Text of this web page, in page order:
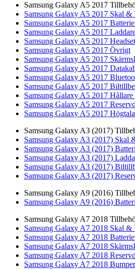
Samsung Galaxy A5 2017
Samsung Galaxy A5 2017 Skal &
Samsung Galaxy A5 2017
Samsung Galaxy A5 2017
Samsung Galaxy A5 2017 Headset
Samsung Galaxy A5 2017 Övrigt
Samsung Galaxy A5 2017
Samsung Galaxy A5 2017
Samsung Galaxy A5 2017
Samsung Galaxy A5 2017
Samsung Galaxy A5 2017
Samsung Galaxy A5 2017
Samsung Galaxy A5 2017
Samsung Galaxy A3 (2017)
Samsung Galaxy A3 (2017) Skal
Samsung Galaxy A3 (2017)
Samsung Galaxy A3 (2017)
Samsung Galaxy A3 (2017)
Samsung Galaxy A3 (2017)
Samsung Galaxy A9 (2016)
Samsung Galaxy A9 (2016)
Samsung Galaxy A7 2018
Samsung Galaxy A7 2018 Skal &
Samsung Galaxy A7 2018
Samsung Galaxy A7 2018
Samsung Galaxy A7 2018
Samsung Galaxy A7 2018 Bumper